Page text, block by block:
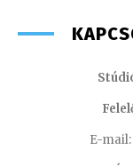
E-mail: